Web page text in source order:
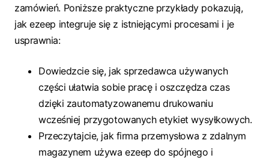
zamówień. Poniższe praktyczne przykłady pokazują,
jak ezeep integruje się z istniejącymi procesami i je
usprawnia:
Dowiedzcie się, jak sprzedawca używanych
części ułatwia sobie pracę i oszczędza czas
dzięki zautomatyzowanemu drukowaniu
wcześniej przygotowanych etykiet wysyłkowych.
Przeczytajcie, jak firma przemysłowa z zdalnym
magazynem używa ezeep do spójnego i